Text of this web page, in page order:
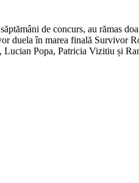
de concurs, au rămas
duela în marea finală Survivor
Lucian Popa, Patricia Vizitiu și